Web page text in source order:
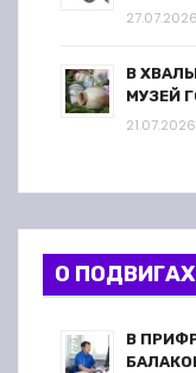
27.07.2026
В
МУЗЕЙ
21.07.2026
О
В